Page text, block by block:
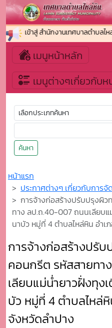
นรับเข้าสู่ สำนักงานเทศบาลตำบลไห
เมนูหน้าหลัก
เมนูต่างๆเกี่ยวกับ
ค้นหา
หน้าแรก
ประกาศต่างๆ เกี่ยวกับการ
การจ้างก่อสร้างปรับปรุงผิ
ทาง ลป.ถ.40-007 ถนนเลียบ
นาบัว หมู่ที่ 4 ตำบลไหล่หิน อำเ
การจ้างก่อสร้างปรั
คอนกรีต รหัสสายท
เลียบแม่น่ำยาวฝั่งทุง
บัว หมู่ที่ 4 ตำบลไหล่หิ
จังหวัดลำปาง